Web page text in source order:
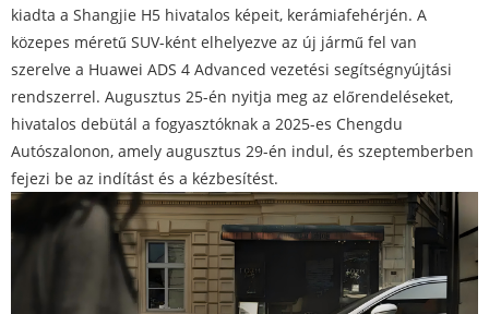
kiadta a Shangjie H5 hivatalos képeit, kerámiafehérjén. A
közepes méretű SUV-ként elhelyezve az új jármű fel van
szerelve a Huawei ADS 4 Advanced vezetési segítségnyújtási
rendszerrel. Augusztus 25-én nyitja meg az előrendeléseket,
hivatalos debütál a fogyasztóknak a 2025-es Chengdu
Autószalonon, amely augusztus 29-én indul, és szeptemberben
fejezi be az indítást és a kézbesítést.